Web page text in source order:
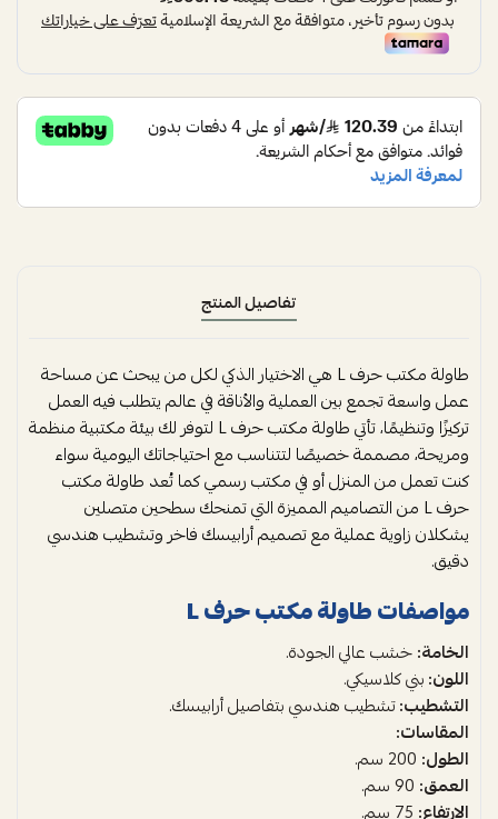
تفاصيل المنتج
طاولة مكتب حرف L هي الاختيار الذكي لكل من يبحث عن مساحة
عمل واسعة تجمع بين العملية والأناقة في عالم يتطلب فيه العمل
تركيزًا وتنظيمًا، تأتي طاولة مكتب حرف L لتوفر لك بيئة مكتبية منظمة
ومريحة، مصممة خصيصًا لتتناسب مع احتياجاتك اليومية سواء
كنت تعمل من المنزل أو في مكتب رسمي كما تُعد طاولة مكتب
حرف L من التصاميم المميزة التي تمنحك سطحين متصلين
يشكلان زاوية عملية مع تصميم أرابيسك فاخر وتشطيب هندسي
دقيق.
مواصفات طاولة مكتب حرف L
الخامة:خشب عالي الجودة.
اللون:بني كلاسيكي.
التشطيب:تشطيب هندسي بتفاصيل أرابيسك.
المقاسات:
الطول:
العمق:
الارتفاع: